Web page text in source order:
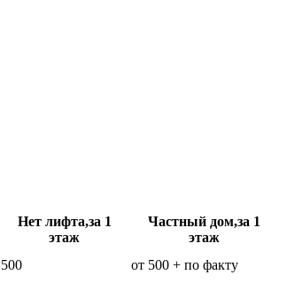
Нет лифта,за 1
этаж
Частный дом,за 1
этаж
500
от 500 + по факту